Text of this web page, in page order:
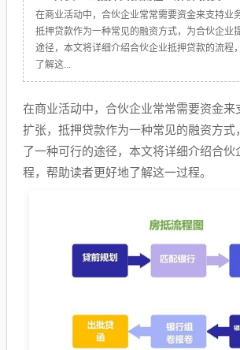
在商业活动中，合伙企业常常需要资金来支持业
抵押贷款作为一种常见的融资方式，为合伙企业
途径，本文将详细介绍合伙企业抵押贷款的流程
了解这...
在商业活动中，合伙企业常常需要资金来
扩张，抵押贷款作为一种常见的融资方式
了一种可行的途径，本文将详细介绍合伙
程，帮助读者更好地了解这一过程。